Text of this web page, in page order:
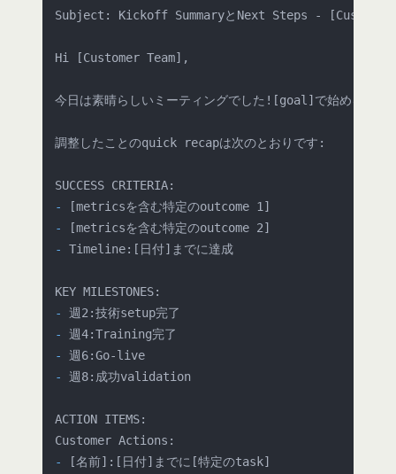
Subject: Kickoff SummaryとNext Steps - [Customer
Hi [Customer Team],
今日は素晴らしいミーティングでした![goal]で始めること
調整したことのquick recapは次のとおりです:
-
-
-
Timeline:[日付]までに達成
-
-
-
週6:Go-live
-
週8:成功validation
ACTION ITEMS:
-